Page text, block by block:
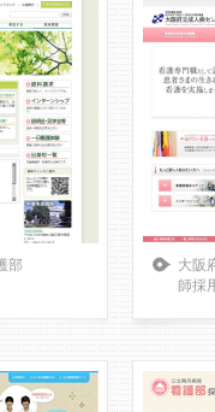
部
大阪
師採